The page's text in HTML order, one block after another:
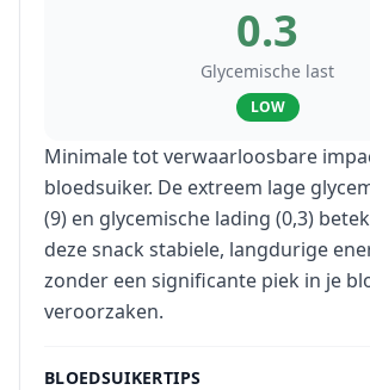
0.3
Glycemische last
LOW
Minimale tot verwaarloosbare
bloedsuiker. De extreem lage
(9) en glycemische lading (0,3)
deze snack stabiele, langdurige
zonder een significante piek in je
veroorzaken.
BLOEDSUIKERTIPS